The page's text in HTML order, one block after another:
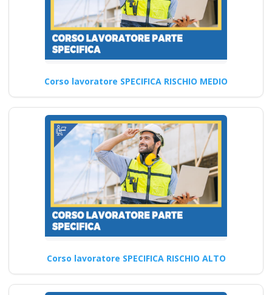
Corso lavoratore SPECIFICA RISCHIO MEDIO
Corso lavoratore SPECIFICA RISCHIO ALTO